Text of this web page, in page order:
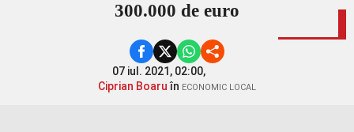
300.000 de euro
07 iul. 2021, 02:00,
Ciprian Boaruîn ECONOMIC LOCAL